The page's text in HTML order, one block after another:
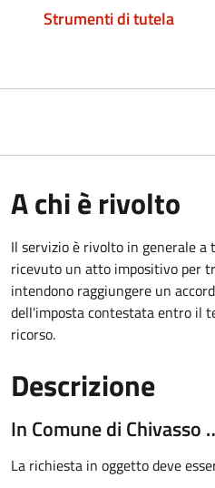
Strumenti di tutela
A chi è rivolto
Il servizioè rivolto in generale
ricevuto un atto impositivo per
intendono raggiungere un
dell'imposta contestata entro il
ricorso.
Descrizione
In Comune di Chivasso
La richiesta in oggetto deve